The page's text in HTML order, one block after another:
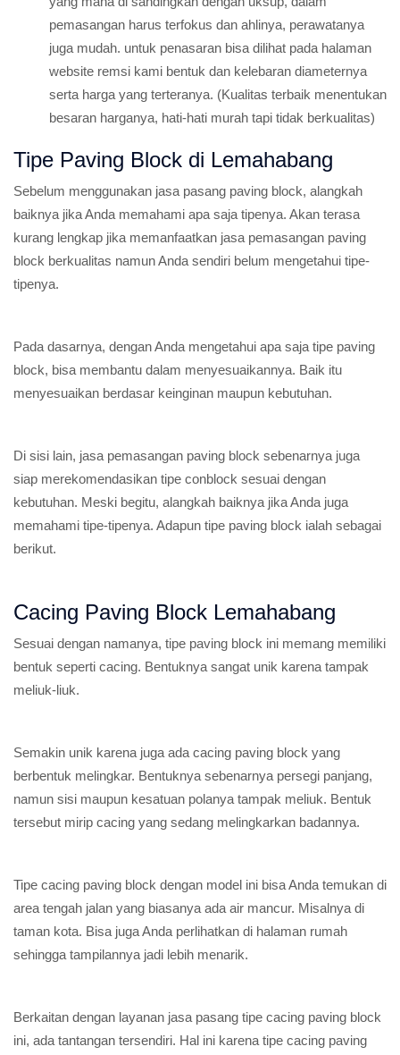
pemasangan harus terfokus dan ahlinya, perawatanya
juga mudah. untuk penasaran bisa dilihat pada halaman
website remsi kami bentuk dan kelebaran diameternya
serta harga yang terteranya. (Kualitas terbaik menentukan
besaran harganya, hati-hati murah tapi tidak berkualitas)
Tipe Paving Block di Lemahabang
Sebelum menggunakan jasa pasang paving block, alangkah
baiknya jika Anda memahami apa saja tipenya. Akan terasa
kurang lengkap jika memanfaatkan jasa pemasangan paving
block berkualitas namun Anda sendiri belum mengetahui tipe-
tipenya.
Pada dasarnya, dengan Anda mengetahui apa saja tipe paving
block, bisa membantu dalam menyesuaikannya. Baik itu
menyesuaikan berdasar keinginan maupun kebutuhan.
Di sisi lain, jasa pemasangan paving block sebenarnya juga
siap merekomendasikan tipe conblock sesuai dengan
kebutuhan. Meski begitu, alangkah baiknya jika Anda juga
memahami tipe-tipenya. Adapun tipe paving block ialah sebagai
berikut.
Cacing Paving Block Lemahabang
Sesuai dengan namanya, tipe paving block ini memang memiliki
bentuk seperti cacing. Bentuknya sangat unik karena tampak
meliuk-liuk.
Semakin unik karena juga ada cacing paving block yang
berbentuk melingkar. Bentuknya sebenarnya persegi panjang,
namun sisi maupun kesatuan polanya tampak meliuk. Bentuk
tersebut mirip cacing yang sedang melingkarkan badannya.
Tipe cacing paving block dengan model ini bisa Anda temukan di
area tengah jalan yang biasanya ada air mancur. Misalnya di
taman kota. Bisa juga Anda perlihatkan di halaman rumah
sehingga tampilannya jadi lebih menarik.
Berkaitan dengan layanan jasa pasang tipe cacing paving block
ini, ada tantangan tersendiri. Hal ini karena tipe cacing paving